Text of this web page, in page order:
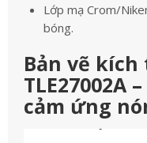
Lớp mạ Crom/
bóng.
Bản vẽ kích
TLE27002A
cảm ứng